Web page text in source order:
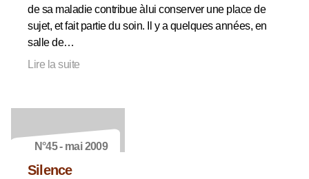
de sa maladie contribue àlui conserver une place de
sujet, et fait partie du soin. Il y a quelques années, en
salle de…
Lire la suite
N°45 - mai 2009
Silence